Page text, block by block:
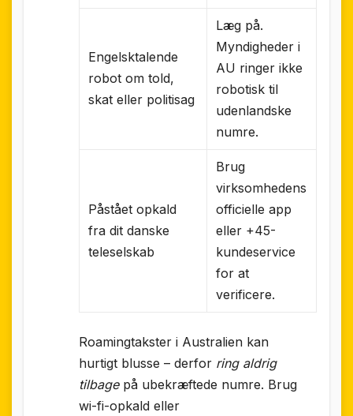
Engelsktalende
robot om told,
skat eller politisag
Læg på.
Myndigheder i
AU ringer ikke
robotisk til
udenlandske
numre.
Påstået opkald
fra dit danske
teleselskab
Brug
virksomhedens
officielle app
eller +45-
kundeservice
for at
verificere.
Roamingtakster i Australien kan
hurtigt blusse – derfor ring aldrig
tilbagepå ubekræftede numre. Brug
wi-fi-opkald eller